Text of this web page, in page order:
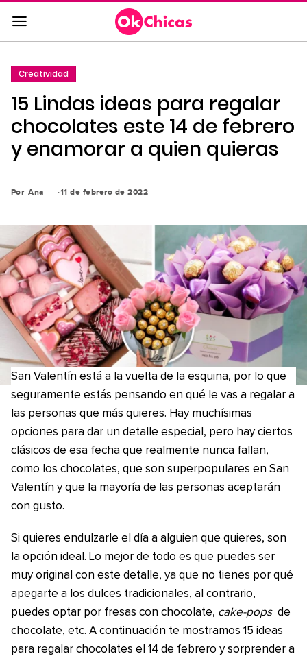
Saltar
al
contenido
la
navegación
principal
Creatividad
15 Lindas ideas para regalar
chocolates este 14 de febrero
y enamorar a quien quieras
Por Ana 11 de febrero de 2022
San Valentín está a la vuelta de la esquina, por lo que
seguramente estás pensando en qué le vas a regalar a
las personas que más quieres. Hay muchísimas
opciones para dar un detalle especial, pero hay ciertos
clásicos de esa fecha que realmente nunca fallan,
como los chocolates, que son superpopulares en San
Valentín y que la mayoría de las personas aceptarán
con gusto.
Si quieres endulzarle el día a alguien que quieres, son
la opción ideal. Lo mejor de todo es que puedes ser
muy original con este detalle, ya que no tienes por qué
apegarte a los dulces tradicionales, al contrario,
puedes optar por fresas con chocolate, cake-pops de
chocolate, etc. A continuación te mostramos 15 ideas
para regalar chocolates el 14 de febrero y sorprender a